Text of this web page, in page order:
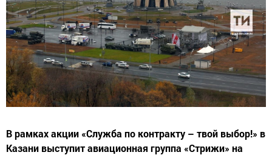
В рамках акции «Служба по контракту – твой выбор!» в
Казани выступит авиационная группа «Стрижи» на